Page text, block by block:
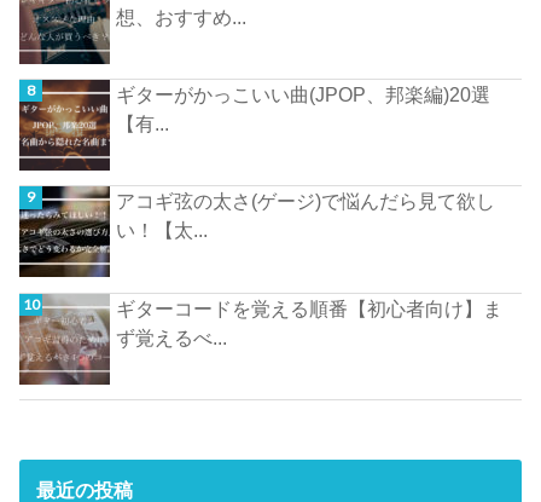
想、おすすめ...
ギターがかっこいい曲(JPOP、邦楽編)20選
【有...
アコギ弦の太さ(ゲージ)で悩んだら見て欲し
い！【太...
ギターコードを覚える順番【初心者向け】ま
ず覚えるべ...
最近の投稿